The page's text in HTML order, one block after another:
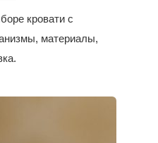
кровати с
материалы,